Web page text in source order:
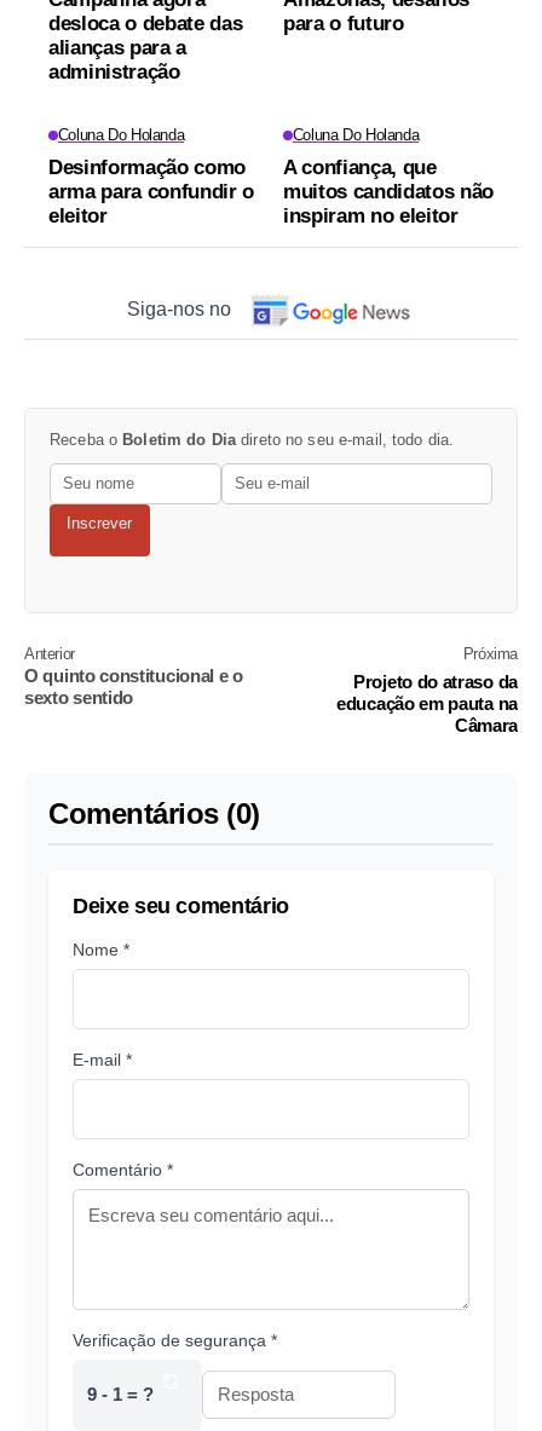
desloca o debate das
alianças para a
administração
para o futuro
Coluna Do Holanda
Desinformação como
arma para confundir o
eleitor
Coluna Do Holanda
A confiança, que
muitos candidatos não
inspiram no eleitor
Siga-nos no
Receba o Boletim do Diadireto no seu e-mail, todo dia.
Inscrever
Anterior
O quinto constitucional e o
sexto sentido
Próxima
Projeto do atraso da
educação em pauta na
Câmara
Comentários (0)
Deixe seu comentário
Nome *
E-mail *
Comentário *
Verificação de segurança *
9 - 1 = ?